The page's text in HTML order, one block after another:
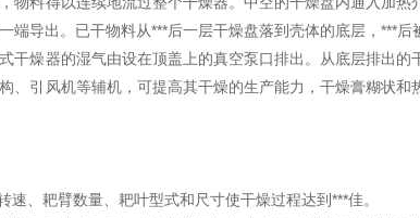
端导出。已干物料从***后一层干燥盘落到壳体的底层，***
干燥器的湿气由设在顶盖上的真空泵口排出。从底层排出
、引风机等辅机，可提高其干燥的生产能力，干燥膏糊状
速、耙臂数量、耙叶型式和尺寸使干燥过程达到***佳。